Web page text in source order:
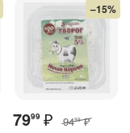
–15%
7999 ₽ 9499 ₽